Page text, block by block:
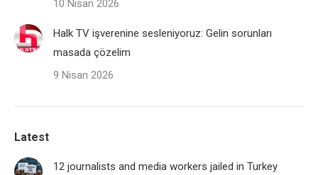
10 Nisan 2026
Halk TV işverenine sesleniyoruz: Gelin sorunları
masada çözelim
9 Nisan 2026
Latest
12 journalists and media workers jailed in Turkey